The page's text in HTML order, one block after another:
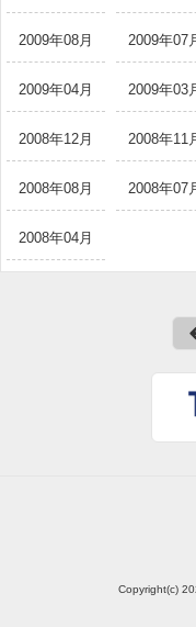
2009年08月 2009年07
2009年04月 2009年03
2008年12月 2008年11
2008年08月 2008年07
2008年04月
Copyright(c)